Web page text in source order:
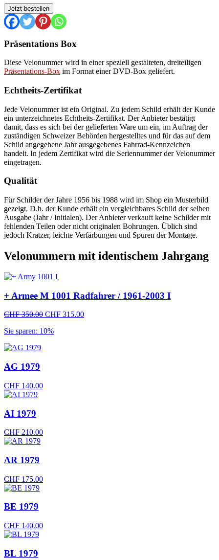
FR
1979
Menge
Jetzt bestellen
Präsentations Box
Diese Velonummer wird in einer speziell gestalteten, dreiteiligen
Präsentations-Box im Format einer DVD-Box geliefert.
Echtheits-Zertifikat
Jede Velonummer ist ein Original. Zu jedem Schild erhält der Kunde
ein unterzeichnetes Echtheits-Zertifikat. Der Anbieter bestätigt
damit, dass es sich bei der gelieferten Ware um ein, im Auftrag der
zuständigen Schweizer Behörden hergestelltes und für das auf dem
Schild angegebene Jahr ausgegebenes Fahrrad-Kennzeichen
handelt. In jedem Zertifikat wird die Seriennummer der Velonummer
eingetragen.
Qualität
Für Schilder der Jahre 1956 bis 1988 wird im Shop ein Musterbild
gezeigt. D.h. der Kunde erhält ein vergleichbares Schild der selben
Ausgabe (Jahr / Initialen). Der Anbieter verkauft keine Schilder mit
fehlenden Teilen oder nicht originalen Bohrungen. Üblich sind
jedoch Kratzer, leichte Verfärbungen und Spuren der Montage.
Velonummern mit identischem Jahrgang
+ Armee M 1001 Radfahrer / 1961-2003 I
CHF350.00 Ursprünglicher
war:
CHF 315.00Aktueller
Sie sparen: 10%
AG 1979
CHF 140.00
AI 1979
CHF 210.00
AR 1979
CHF 175.00
BE 1979
CHF 140.00
BL 1979